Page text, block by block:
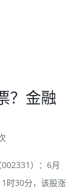
？金融
）：6月
时30分，该股涨